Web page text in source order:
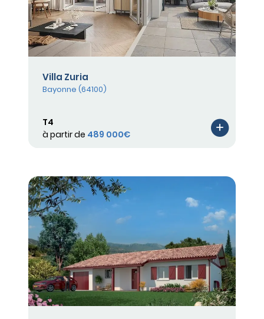
Villa Zuria
Bayonne (64100)
T4
à partir de 489 000€